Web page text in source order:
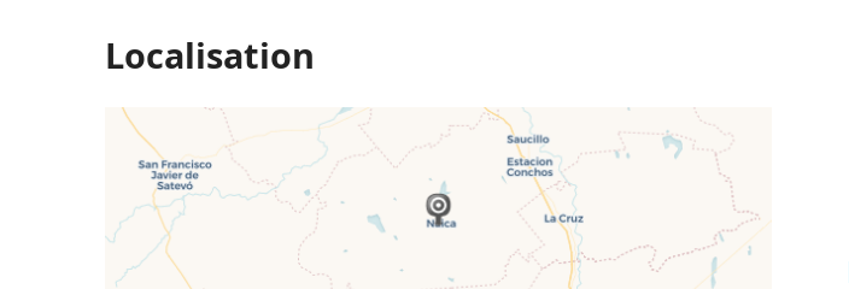
Localisation